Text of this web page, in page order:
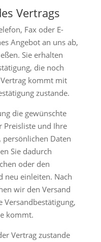
Vertrags
Fax oder E-
Angebot an uns ab,
Sie erhalten
die noch
kommt mit
zustande.
die gewünschte
Preisliste und Ihre
Daten
Sie dadurch
oder den
neu einleiten. Nach
wir den Versand
Versandbestätigung,
kommt.
Vertrag zustande